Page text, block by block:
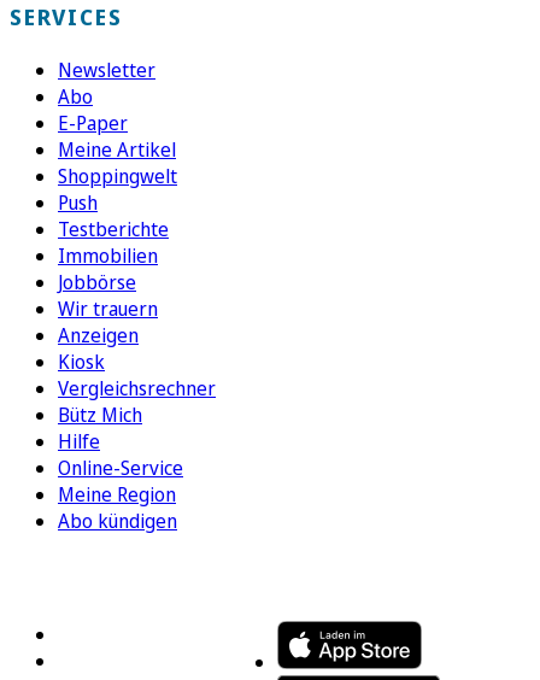
SERVICES
Newsletter
Abo
E-Paper
Meine Artikel
Shoppingwelt
Push
Testberichte
Immobilien
Jobbörse
Wir trauern
Anzeigen
Kiosk
Vergleichsrechner
Bütz Mich
Hilfe
Online-Service
Meine Region
Abo kündigen